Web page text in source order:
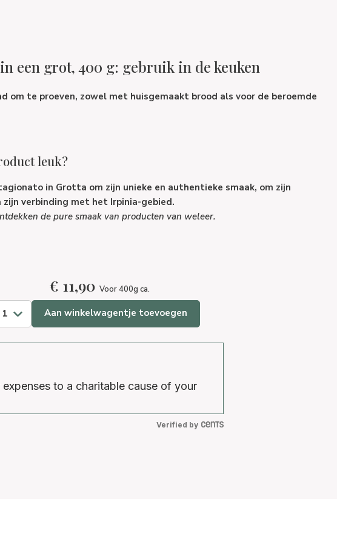
een grot, 400 g: gebruik in de keuken
om te proeven, zowel met huisgemaakt brood als voor de beroemde
leuk?
in Grotta om zijn unieke en authentieke smaak, om zijn
verbinding met het Irpinia-gebied.
de pure smaak van producten van weleer.
€ 11,90 Voor 400g ca.
Aan winkelwagentje toevoegen
to a charitable cause of your
Verified by